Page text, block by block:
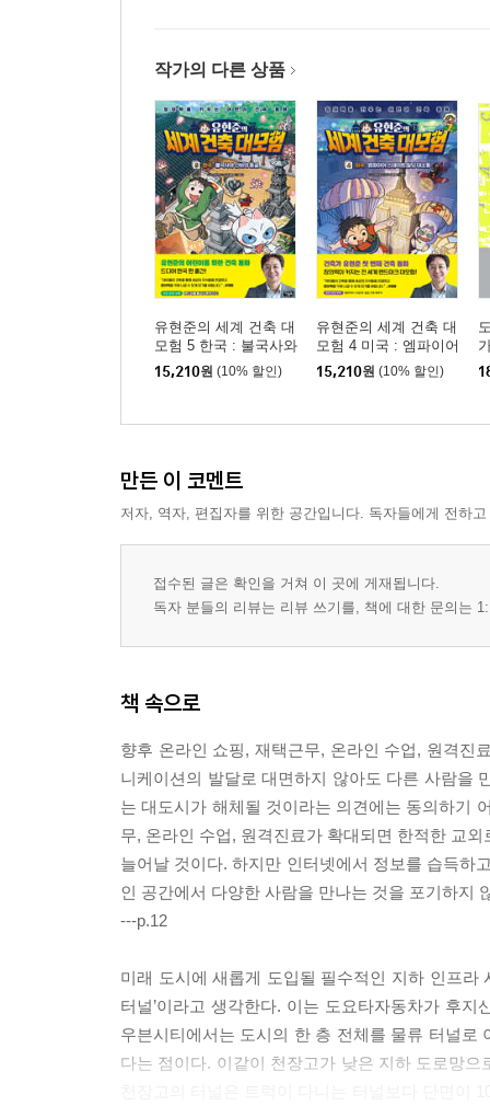
11장. 공간으로 사회적 가치 창출하기
나를 안아 주는 교회 / 건물 안의 사람이 도시 풍
닫는 글: 기후 변화와 전염병- 새로운 시대를 만들
기준이 바뀌는 세상 / 코로나 블루와 공간 / 고
르네상스를 만든 영조의 청계천 준설 작업 / 계층
도판 출처
작가의 다른 상품
유현준의 세계 건축 대
모험 5 한국 : 불국사와
신비의 동굴
15,210원 (10% 할인)
유현준의 세계 건축 대
모험 4 미국 : 엠파이어
스테이트 빌딩 대소동
15,210원 (10% 할인)
만든 이 코멘트
저자, 역자, 편집자를 위한 공간입니다. 독자들에게 전하
접수된 글은 확인을 거쳐 이 곳에 게재됩니다.
독자 분들의 리뷰는 리뷰 쓰기를, 책에 대한 문의는
책 속으로
향후 온라인 쇼핑, 재택근무, 온라인 수업, 원격진
니케이션의 발달로 대면하지 않아도 다른 사람을
는 대도시가 해체될 것이라는 의견에는 동의하기
무, 온라인 수업, 원격진료가 확대되면 한적한 교
늘어날 것이다. 하지만 인터넷에서 정보를 습득하
인 공간에서 다양한 사람을 만나는 것을 포기하지
---p.12
미래 도시에 새롭게 도입될 필수적인 지하 인프라
터널’이라고 생각한다. 이는 도요타자동차가 후
우븐시티에서는 도시의 한 층 전체를 물류 터널
다는 점이다. 이같이 천장고가 낮은 지하 도로망